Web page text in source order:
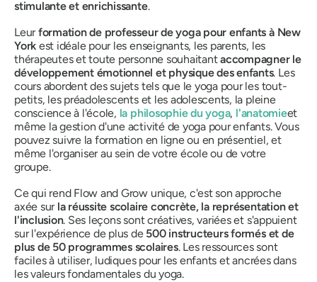
stimulante et enrichissante.
Leurformation de professeur de yoga pour enfants à New
York est idéale pour les enseignants, les parents, les
thérapeutes et toute personne souhaitantaccompagner le
développement émotionnel et physique des enfants. Les
cours abordent des sujets tels que le yoga pour les tout-
petits, les préadolescents et les adolescents, la pleine
conscience à l'école, la philosophie du yoga, l'anatomieet
même la gestion d'une activité de yoga pour enfants. Vous
pouvez suivre la formation en ligne ou en présentiel, et
même l'organiser au sein de votre école ou de votre
groupe.
Ce qui rend Flow and Grow unique, c'est son approche
axée sur la réussite scolaire concrète, la représentation et
l'inclusion. Ses leçons sont créatives, variées et s'appuient
sur l'expérience de plus de 500 instructeurs formés et de
plus de 50 programmes scolaires. Les ressources sont
faciles à utiliser, ludiques pour les enfants et ancrées dans
les valeurs fondamentales du yoga.